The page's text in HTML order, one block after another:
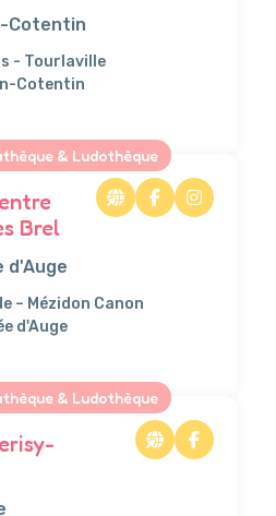
Cotentin
- Tourlaville
Cotentin
& Ludothèque
Brel
d'Auge
– Mézidon Canon
d'Auge
& Ludothèque